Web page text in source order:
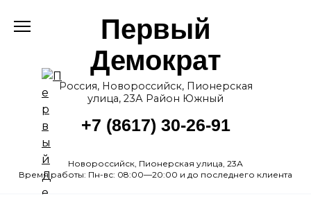
Первый
Демократ
Россия, Новороссийск, Пионерская
улица, 23А Район Южный
+7 (8617) 30-26-91
Новороссийск, Пионерская улица, 23А
Время работы: Пн-вс: 08:00—20:00 и до последнего клиента